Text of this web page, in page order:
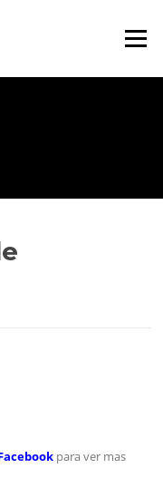
Menú
para ver mas